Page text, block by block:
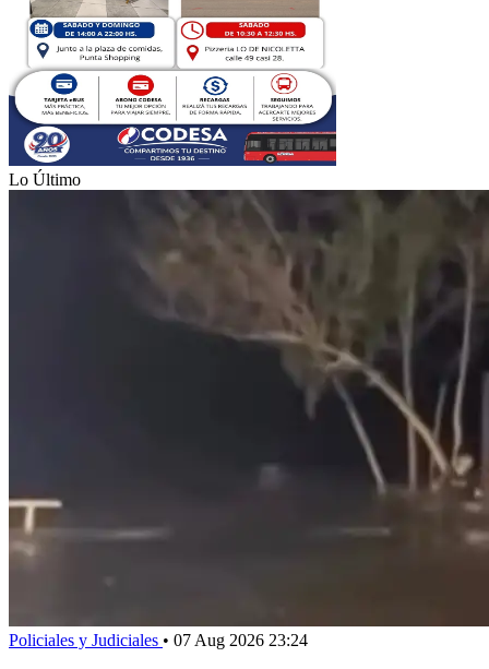
Lo Último
Policiales y Judiciales • 07 Aug 2026 23:24